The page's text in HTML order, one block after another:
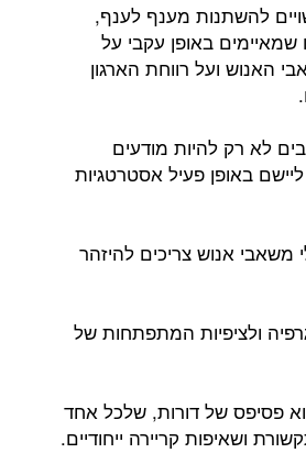
להשתנות מענף לענף,
באופן עקבי על
האנוש ועל רווחת הארגון
לא רק להיות מודעים
באופן פעיל אסטרטגיות
משאבי אנוש צריכים להיזהר
ולציפיות המתפתחות של
פסיפס של דורות, שלכל אחד
ושאיפות קריירה ייחודיים.